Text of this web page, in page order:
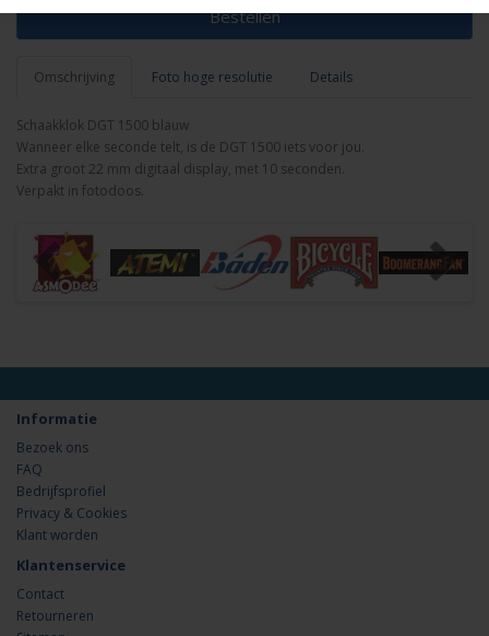
Bestellen
Omschrijving Foto hoge resolutie Details
Schaakklok DGT 1500 blauw
Wanneer elke seconde telt, is de DGT 1500 iets voor jou.
Extra groot 22 mm digitaal display, met 10 seconden.
Verpakt in fotodoos.
Informatie
Bezoek ons
FAQ
Bedrijfsprofiel
Privacy & Cookies
Klant worden
Klantenservice
Contact
Retourneren